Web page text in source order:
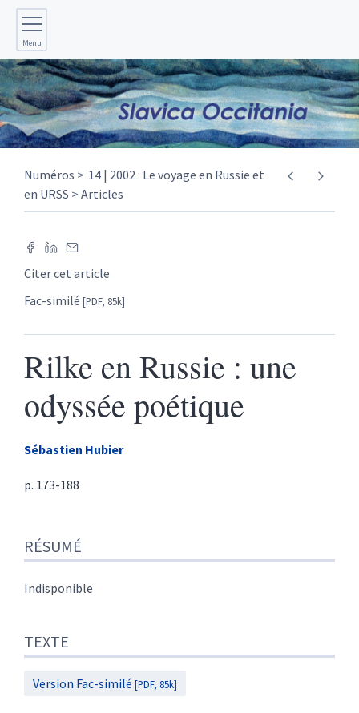
Menu
Numéros
14 | 2002 : Le voyage en Russie et
en URSS
Articles
Citer cet article
Fac-similé [PDF, 85k]
Rilke en Russie : une
odyssée poétique
Sébastien Hubier
p. 173-188
Texte
Citer cet article
Auteur
RÉSUMÉ
Indisponible
TEXTE
Version Fac-similé [PDF, 85k]